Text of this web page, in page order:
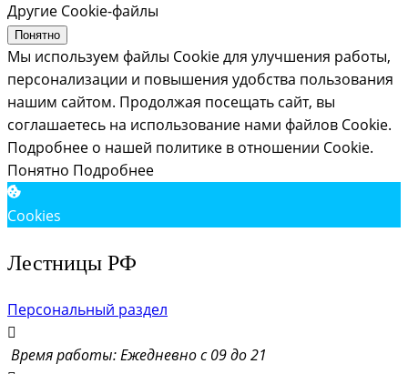
собирается из отдельных модулей, что позволяет
адаптировать высоту и конфигурацию под параметры
помещения. Такие лестницы подходят для небольших
домов, дач и современных интерьеров.
Если вы ищете, где купить модульную лестницу
недорого, в нашем каталоге представлено более 500
моделей в наличии с разной шириной марша, углом
подъёма и типом ограждений.
Деревянные лестницы для частного дома
Деревянная лестница
решение для дома. Лестницы из дерева отличаются
прочностью, устойчивостью к нагрузкам и эстетичным
внешним видом. Они гармонично вписываются в
Другие Cookie-файлы
Понятно
Мы используем файлы Cookie для улучшения работы,
персонализации и повышения удобства пользования
нашим сайтом. Продолжая посещать сайт, вы
соглашаетесь на использование нами файлов Cookie.
Подробнее о нашей политике в отношении Cookie.
Понятно Подробнее
Cookies
Лестницы РФ
Персональный раздел
Время работы: Ежедневно с 09 до 21